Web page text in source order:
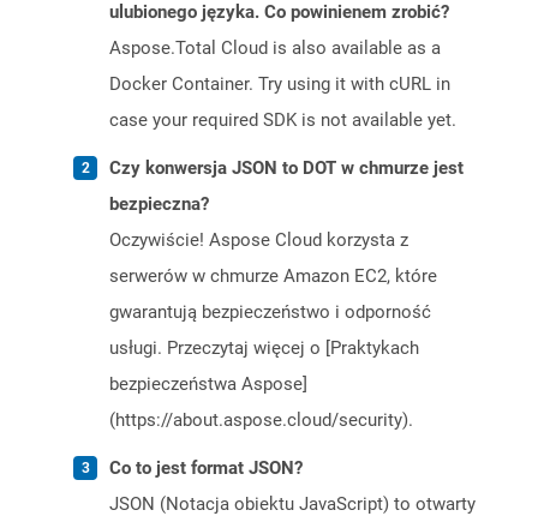
ulubionego języka. Co powinienem zrobić?
Aspose.Total Cloud is also available as a
Docker Container. Try using it with cURL in
case your required SDK is not available yet.
Czy konwersja JSON to DOT w chmurze jest
bezpieczna?
Oczywiście! Aspose Cloud korzysta z
serwerów w chmurze Amazon EC2, które
gwarantują bezpieczeństwo i odporność
usługi. Przeczytaj więcej o [Praktykach
bezpieczeństwa Aspose]
(https://about.aspose.cloud/security).
Co to jest format JSON?
JSON (Notacja obiektu JavaScript) to otwarty